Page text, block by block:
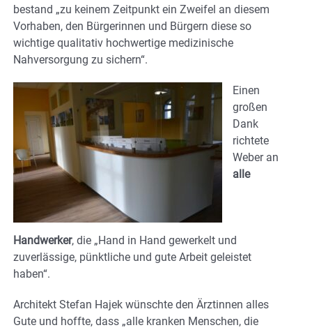
bestand „zu keinem Zeitpunkt ein Zweifel an diesem
Vorhaben, den Bürgerinnen und Bürgern diese so
wichtige qualitativ hochwertige medizinische
Nahversorgung zu sichern“.
Einen
großen
Dank
richtete
Weber an
alle
Handwerker, die „Hand in Hand gewerkelt und
zuverlässige, pünktliche und gute Arbeit geleistet
haben“.
Architekt Stefan Hajek wünschte den Ärztinnen alles
Gute und hoffte, dass „alle kranken Menschen, die